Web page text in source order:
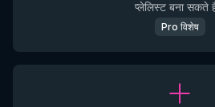
प्लेलिस्ट बना सकते
Pro विशेष